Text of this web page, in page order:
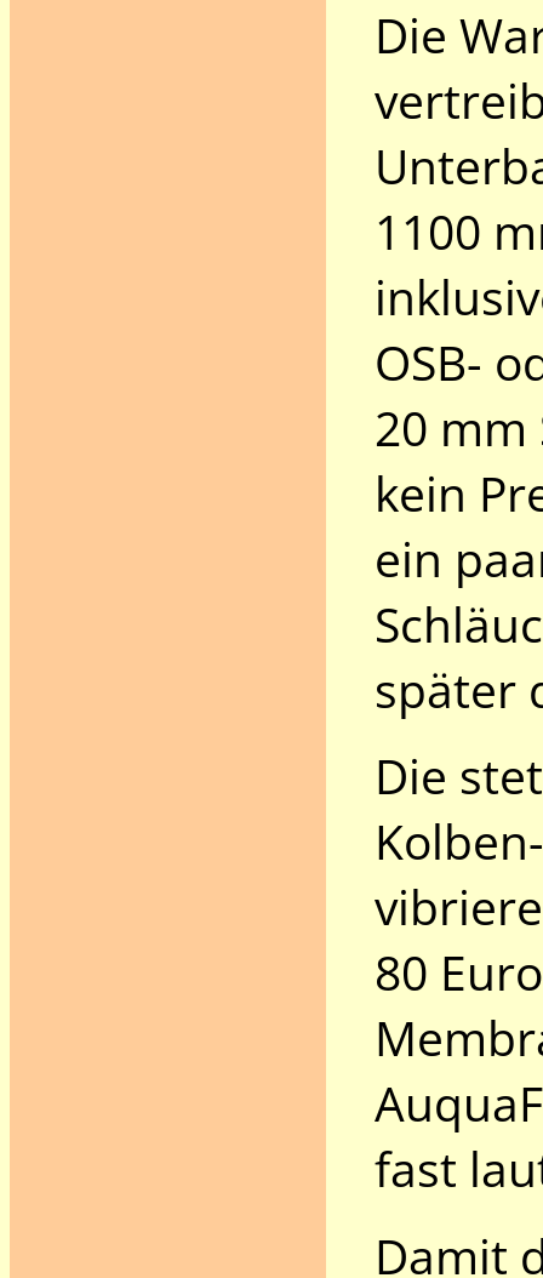
Die
1100
OSB-
20 mm
kein
ein
später
Die
80
fast
Damit